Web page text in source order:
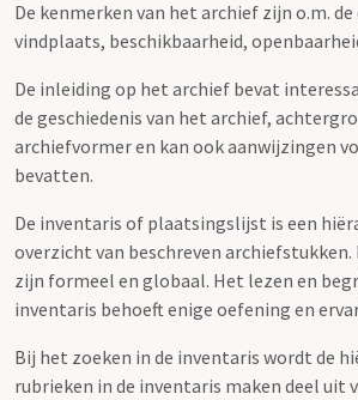
De kenmerken van het archief zijn o.m.
vindplaats, beschikbaarheid,
De inleiding op het archief bevat
de geschiedenis van het archief,
archiefvormer en kan ook aanwijzingen
bevatten.
De inventaris of plaatsingslijst is een
overzicht van beschreven archiefstukken.
zijn formeel en globaal. Het lezen en
inventaris behoeft enige oefening en
Bij het zoeken in de inventaris wordt de
rubrieken in de inventaris maken deel uit